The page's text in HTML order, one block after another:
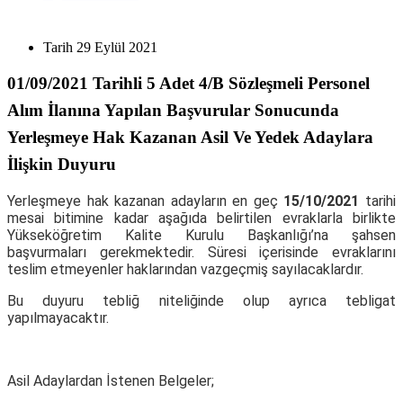
Tarih 29 Eylül 2021
01/09/2021 Tarihli 5 Adet 4/B Sözleşmeli Personel
Alım İlanına Yapılan Başvurular Sonucunda
Yerleşmeye Hak Kazanan Asil Ve Yedek Adaylara
İlişkin Duyuru
Yerleşmeye hak kazanan adayların en geç 15/10/2021 tarihi
mesai bitimine kadar aşağıda belirtilen evraklarla birlikte
Yükseköğretim Kalite Kurulu Başkanlığı’na şahsen
başvurmaları gerekmektedir. Süresi içerisinde evraklarını
teslim etmeyenler haklarından vazgeçmiş sayılacaklardır.
Bu duyuru tebliğ niteliğinde olup ayrıca tebligat
yapılmayacaktır.
Asil Adaylardan İstenen Belgeler;